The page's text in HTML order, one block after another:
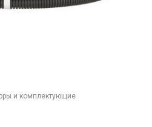
и комплектующие